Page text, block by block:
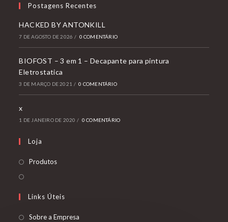
Postagens Recentes
HACKED BY ANTONKILL
7 DE AGOSTO DE 2026 / 0 COMENTÁRIO
BIOFOST – 3 em 1 – Decapante para pintura
Eletrostatica
3 DE MARÇO DE 2021 / 0 COMENTÁRIO
x
1 DE JANEIRO DE 2020 / 0 COMENTÁRIO
Loja
Produtos
Links Úteis
Sobre a Empresa